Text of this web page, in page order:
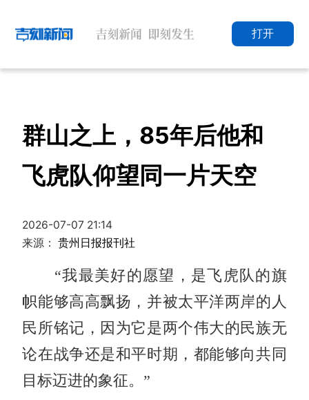
打开
群山之上，85年后他和
飞虎队仰望同一片天空
2026-07-07 21:14
来源：贵州日报报刊社
“我最美好的愿望，是飞虎队的旗
帜能够高高飘扬，并被太平洋两岸的人
民所铭记，因为它是两个伟大的民族无
论在战争还是和平时期，都能够向共同
目标迈进的象征。”